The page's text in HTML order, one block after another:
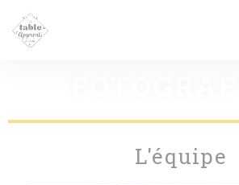
L'équipe